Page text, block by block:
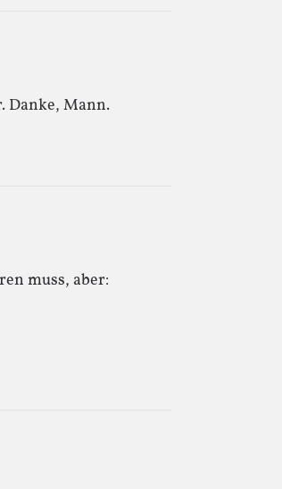
Danke, Mann.
muss, aber: